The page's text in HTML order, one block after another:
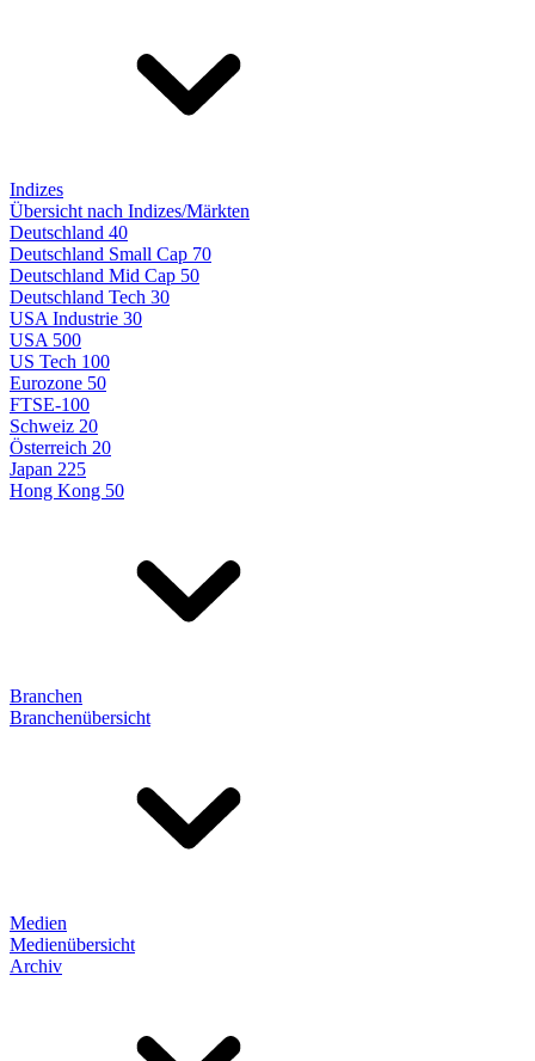
Indizes
Übersicht nach Indizes/Märkten
Deutschland 40
Deutschland Small Cap 70
Deutschland Mid Cap 50
Deutschland Tech 30
USA Industrie 30
USA 500
US Tech 100
Eurozone 50
FTSE-100
Schweiz 20
Österreich 20
Japan 225
Hong Kong 50
Branchen
Branchenübersicht
Medien
Medienübersicht
Archiv